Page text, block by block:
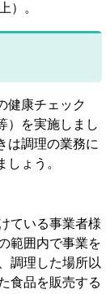
）。
健康チェック
）を実施しまし
は調理の業務に
ょう。
ている事業者様
範囲内で事業を
調理した場所以
食品を販売する